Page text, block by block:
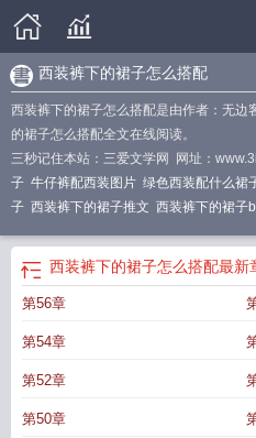
西装裤下的裙子怎么搭配
西装裤下的裙子怎么搭配是由作者：无边
的裙子怎么搭配全文在线阅读。
三秒记住本站：三爱文学网 网址：
子 牛仔裤配西装图片 绿色西装配什么裙
子 西装裤下的裙子推文 西装裤下的裙子
下的裙子by无边客免费阅读
西装裤下的
裤下的裙子无删减版
衫配什么裤子
黑色西
子笔笔 牛仔裤改裙子 西装裤下的裙子by
装裤下的小裙子
西装裤下的裙子 by 无边
子完整版
西装裤下的裙子
西装裤下的裙子怎么搭配最新
第56章
第54章
第52章
第50章